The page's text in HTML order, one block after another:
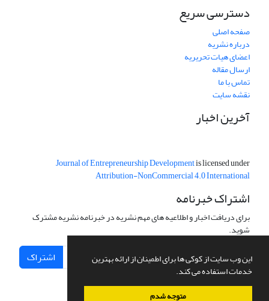
این وب سایت از کوکی ها برای اطمینان از ارائه بهترین
خدمات استفاده می کند.
متوجه شدم
دسترسی سریع
صفحه اصلی
درباره نشریه
اعضای هیات تحریریه
ارسال مقاله
تماس با ما
نقشه سایت
آخرین اخبار
Journal of Entrepreneurship Developmentis licensed under
Attribution-NonCommercial 4.0 International
اشتراک خبرنامه
برای دریافت اخبار و اطلاعیه های مهم نشریه در خبرنامه نشریه مشترک
شوید.
اشتراک